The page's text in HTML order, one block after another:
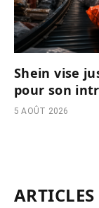
Shein vise
pour son
5 AOÛT 2026
ARTICLES